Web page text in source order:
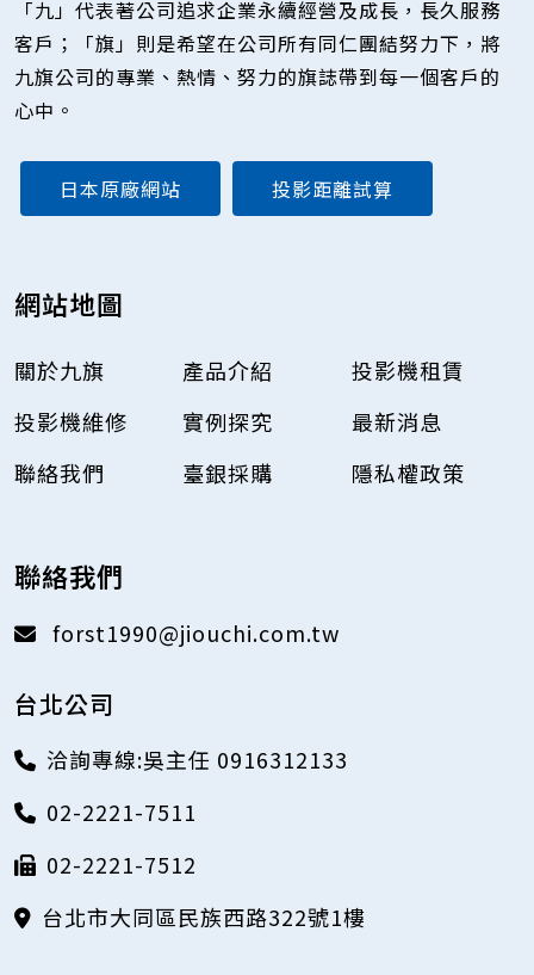
「九」代表著公司追求企業永續經營及成長，長久服務
客戶；「旗」則是希望在公司所有同仁團結努力下，將
九旗公司的專業、熱情、努力的旗誌帶到每一個客戶的
心中。
日本原廠網站 投影距離試算
網站地圖
關於九旗 產品介紹
投影機租賃
投影機維修
實例探究
最新消息
聯絡我們
臺銀採購 隱私權政策
聯絡我們
forst1990@jiouchi.com.tw
台北公司
洽詢專線:吳主任 0916312133
02-2221-7511
02-2221-7512
台北市大同區民族西路322號1樓